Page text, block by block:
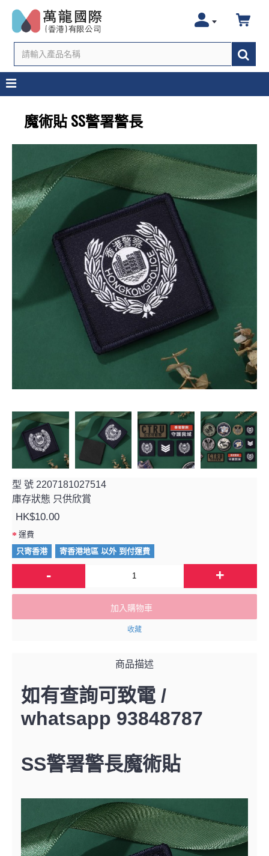
魔術貼 SS警署警長
型 號 2207181027514
庫存狀態 只供欣賞
HK$10.00
運費
只寄香港
寄香港地區 以外 到付運費
- +
加入購物車
收藏
商品描述
如有查詢可致電 /
whatsapp 93848787
SS警署警長魔術貼